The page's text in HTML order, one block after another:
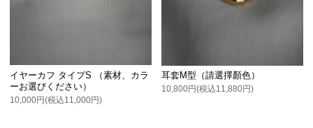
イヤーカフ タイプS （素材、カラ
ーお選びください）
10,000円(税込11,000円)
耳套M型（請選擇顏色）
10,800円(税込11,880円)